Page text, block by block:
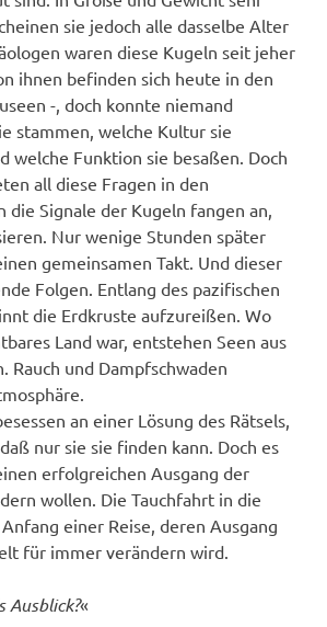
sie jedoch alle dasselbe Alter
waren diese Kugeln seit jeher
ihnen befinden sich heute in den
-, doch konnte niemand
stammen, welche Kultur sie
welche Funktion sie besaßen. Doch
all diese Fragen in den
die Signale der Kugeln fangen an,
Nur wenige Stunden später
gemeinsamen Takt. Und dieser
Folgen. Entlang des pazifischen
die Erdkruste aufzureißen. Wo
Land war, entstehen Seen aus
Rauch und Dampfschwaden
an einer Lösung des Rätsels,
nur sie sie finden kann. Doch es
erfolgreichen Ausgang der
wollen. Die Tauchfahrt in die
einer Reise, deren Ausgang
für immer verändern wird.
Ausblick?«